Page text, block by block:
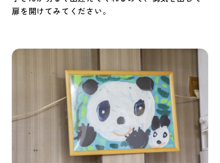
扉を開けてみてください。